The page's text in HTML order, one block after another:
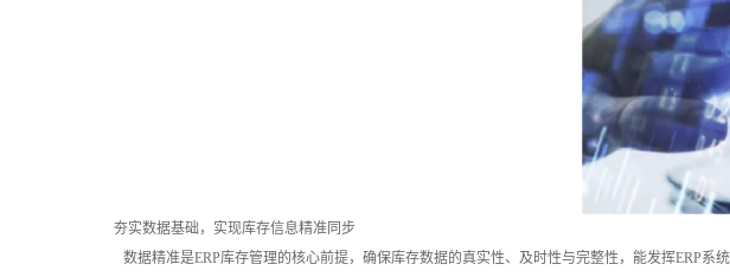
夯实数据基础，实现库存信息精准同步
数据精准是ERP库存管理的核心前提，确保库存数据的真实性、及时性与完整性，能发挥ERP